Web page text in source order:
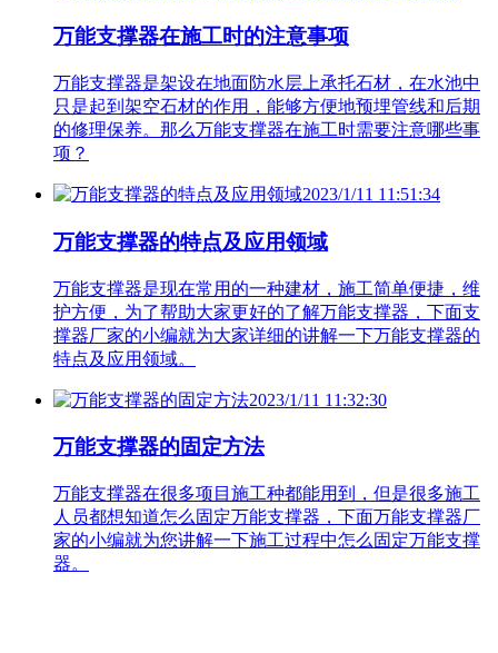
万能支撑器在施工时的注意事项
万能支撑器是架设在地面防水层上承托石材，在水池中
只是起到架空石材的作用，能够方便地预埋管线和后期
的修理保养。那么万能支撑器在施工时需要注意哪些事
项？
2023/1/11 11:51:34
万能支撑器的特点及应用领域
万能支撑器是现在常用的一种建材，施工简单便捷，维
护方便，为了帮助大家更好的了解万能支撑器，下面支
撑器厂家的小编就为大家详细的讲解一下万能支撑器的
特点及应用领域。
2023/1/11 11:32:30
万能支撑器的固定方法
万能支撑器在很多项目施工种都能用到，但是很多施工
人员都想知道怎么固定万能支撑器，下面万能支撑器厂
家的小编就为您讲解一下施工过程中怎么固定万能支撑
器。